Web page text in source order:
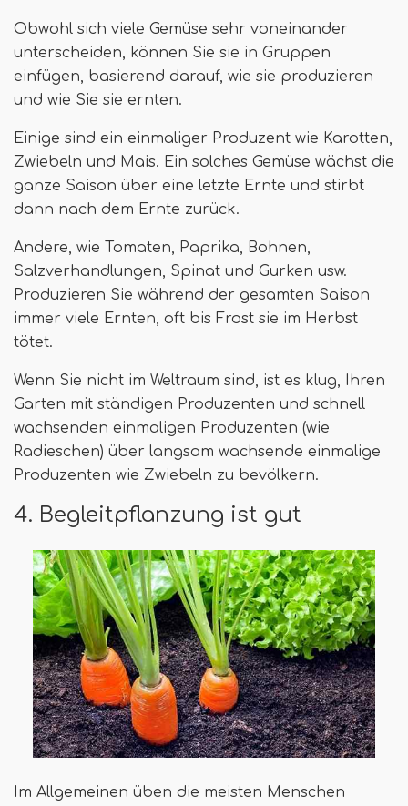
Obwohl sich viele Gemüse sehr voneinander
unterscheiden, können Sie sie in Gruppen
einfügen, basierend darauf, wie sie produzieren
und wie Sie sie ernten.
Einige sind ein einmaliger Produzent wie Karotten,
Zwiebeln und Mais. Ein solches Gemüse wächst die
ganze Saison über eine letzte Ernte und stirbt
dann nach dem Ernte zurück.
Andere, wie Tomaten, Paprika, Bohnen,
Salzverhandlungen, Spinat und Gurken usw.
Produzieren Sie während der gesamten Saison
immer viele Ernten, oft bis Frost sie im Herbst
tötet.
Wenn Sie nicht im Weltraum sind, ist es klug, Ihren
Garten mit ständigen Produzenten und schnell
wachsenden einmaligen Produzenten (wie
Radieschen) über langsam wachsende einmalige
Produzenten wie Zwiebeln zu bevölkern.
4. Begleitpflanzung ist gut
Im Allgemeinen üben die meisten Menschen